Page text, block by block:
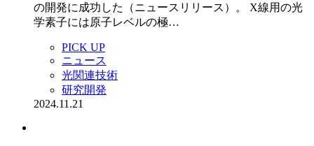
の開発に成功した（ニュースリリース）。 X線用の光
学素子には原子レベルの極…
PICK UP
ニュース
光関連技術
研究開発
2024.11.21